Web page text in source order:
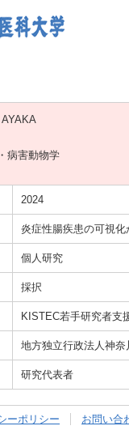
病害動物学
2024
炎症性腸疾患の可視
個人研究
採択
KISTEC若手研究者支
地方独立行政法人神
研究代表者
ーポリシー お問い合